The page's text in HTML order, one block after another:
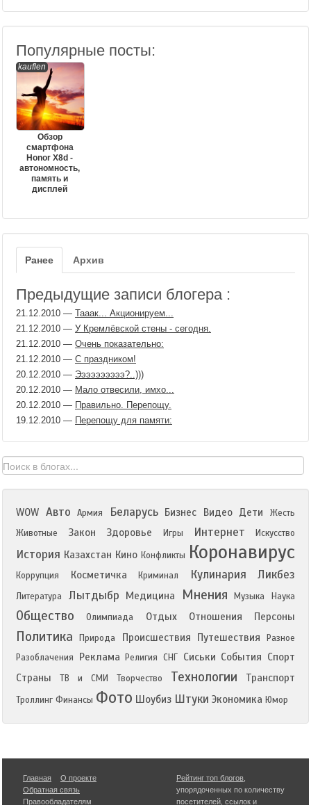
Популярные посты:
kauflen
Обзор
смартфона
Honor X8d -
автономность,
память и
дисплей
Ранее Архив
Предыдущие записи блогера :
21.12.2010 — Тааак... Акционируем...
21.12.2010 — У Кремлёвской стены - сегодня.
21.12.2010 — Очень показательно:
21.12.2010 — С праздником!
20.12.2010 — Ээээээээээ?..)))
20.12.2010 — Мало отвесили, имхо...
20.12.2010 — Правильно. Перепощу.
19.12.2010 — Перепощу для памяти:
WOW Авто Армия Беларусь Бизнес Видео Дети
Жесть
Животные
Закон Здоровье Игры Интернет Искусство
История Казахстан Кино Конфликты Коронавирус
Коррупция Косметичка Криминал Кулинария Ликбез
Литература Лытдыбр Медицина Мнения Музыка Наука
Общество Олимпиада Отдых Отношения Персоны
Политика Природа Происшествия Путешествия
Разное
Разоблачения
Реклама Религия СНГ Сиськи События Спорт
Страны
ТВ и СМИ Творчество Технологии Транспорт
Троллинг Финансы Фото Шоубиз Штуки Экономика Юмор
Главная
О проекте
Обратная связь
Правообладателям
Рейтинг топ блогов
упорядоченных по количеству
посетителей, ссылок и